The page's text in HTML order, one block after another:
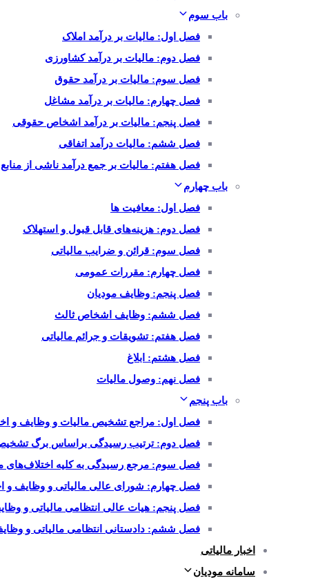
باب سوم
فصل اول: مالیات بر درآمد املاک
فصل دوم: مالیات بر درآمد کشاورزی
فصل سوم: مالیات بر درآمد حقوق
فصل چهارم: مالیات بر درآمد مشاغل
فصل پنجم: مالیات بر درآمد اشخاص حقوقی
فصل ششم: مالیات درآمد اتفاقی
فصل هفتم: مالیات بر جمع درآمد ناشی از
باب چهارم
فصل اول: معافیت ها
فصل دوم: هزینه‌های قابل قبول و استهلاک
فصل سوم: قرائن و ضرایب مالیاتی
فصل چهارم: مقررات عمومی
فصل پنجم: وظایف مودیان
فصل ششم: وظایف اشخاص ثالث
فصل هفتم: تشویقات و جرائم مالیاتی
فصل هشتم: ابلاغ
فصل نهم: وصول مالیات
باب پنجم
فصل اول: مراجع تشخیص مالیات و وظایف و
فصل دوم: ترتیب رسیدگی براساس برگ
فصل سوم: مرجع رسیدگی به کلیه اختلاف‌های
فصل چهارم: شورای عالی مالیاتی و وظایف و
فصل پنجم: هیات عالی انتظامی مالیاتی و
فصل ششم: دادستانی انتظامی مالیاتی و
اخبار مالیاتی
سامانه مودیان